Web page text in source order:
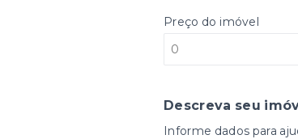
Preço do imóvel
Descreva seu
Informe dados para